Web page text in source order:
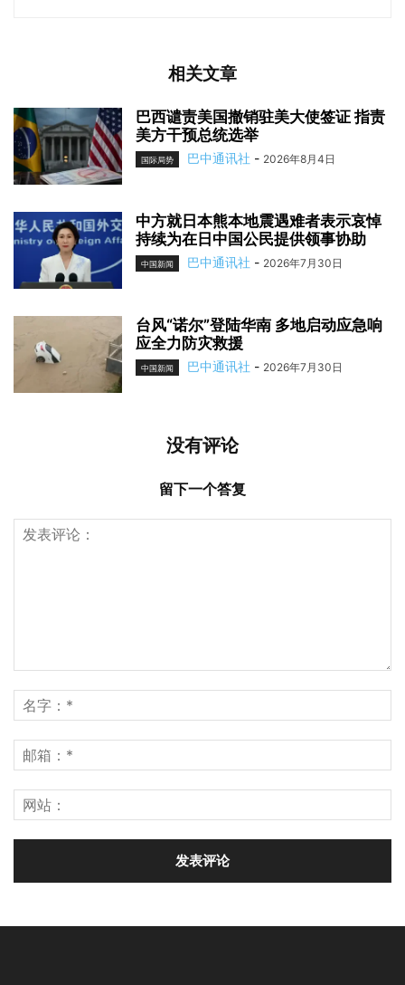
相关文章
巴西谴责美国撤销驻美大使签证 指责
美方干预总统选举
国际局势 巴中通讯社 - 2026年8月4日
中方就日本熊本地震遇难者表示哀悼
持续为在日中国公民提供领事协助
中国新闻 巴中通讯社 - 2026年7月30日
台风“诺尔”登陆华南 多地启动应急响
应全力防灾救援
中国新闻 巴中通讯社 - 2026年7月30日
没有评论
留下一个答复